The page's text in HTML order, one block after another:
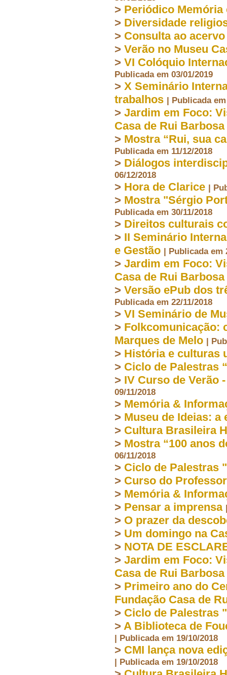
> Periódico
> Diversidade
> Consulta ao
> Verão no Museu
> VI Colóquio
Publicada em 03/01/2019
> X Seminário
trabalhos | Publicada em
> Jardim em Foco:
Casa de Rui Barbosa
> Mostra “Rui, sua
Publicada em 11/12/2018
> Diálogos
06/12/2018
> Hora de Clarice |
> Mostra "Sérgio
Publicada em 30/11/2018
> Direitos culturais
> II Seminário
e Gestão | Publicada em
> Jardim em Foco:
Casa de Rui Barbosa
> Versão ePub dos
Publicada em 22/11/2018
> VI Seminário de
> Folkcomunicação:
Marques de Melo |
> História e culturas
> Ciclo de Palestras
> IV Curso de Verão
09/11/2018
> Memória &
> Museu de Ideias: a
> Cultura Brasileira
> Mostra “100 anos
06/11/2018
> Ciclo de Palestras
> Curso do
> Memória &
> Pensar a imprensa
> O prazer da
> Um domingo na
> NOTA DE
> Jardim em Foco:
Casa de Rui Barbosa
> Primeiro ano do
Fundação Casa de
> Ciclo de Palestras
> A Biblioteca de
| Publicada em 19/10/2018
> CMI lança nova
| Publicada em 19/10/2018